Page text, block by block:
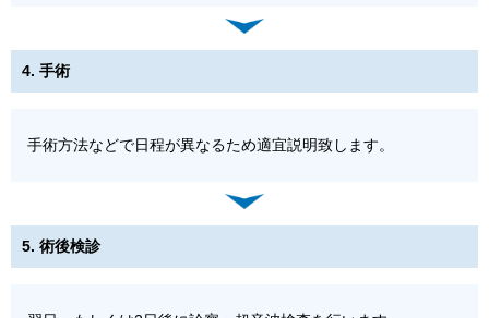
4. 手術
手術方法などで日程が異なるため適宜説明致します。
5. 術後検診